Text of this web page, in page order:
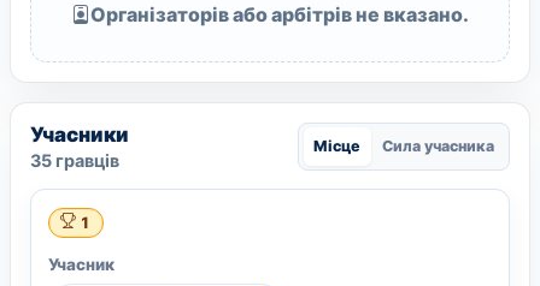
Організаторів або арбітрів не вказано.
Учасники
35 гравців
Місце Сила учасника
1
Учасник